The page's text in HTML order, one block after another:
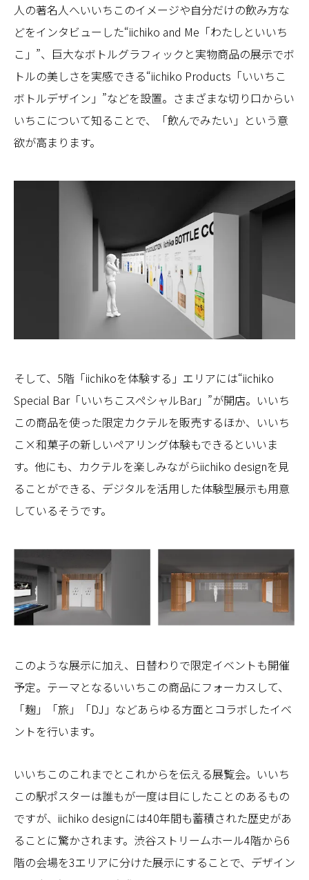
人の著名人へいいちこのイメージや自分だけの飲み方な
どをインタビューした“iichiko and Me「わたしといいち
こ」”、巨大なボトルグラフィックと実物商品の展示でボ
トルの美しさを実感できる“iichiko Products「いいちこ
ボトルデザイン」”などを設置。さまざまな切り口からい
いちこについて知ることで、「飲んでみたい」という意
欲が高まります。
そして、5階「iichikoを体験する」エリアには“iichiko
Special Bar「いいちこスペシャルBar」”が開店。いいち
この商品を使った限定カクテルを販売するほか、いいち
こ×和菓子の新しいペアリング体験もできるといいま
す。他にも、カクテルを楽しみながらiichiko designを見
ることができる、デジタルを活用した体験型展示も用意
しているそうです。
このような展示に加え、日替わりで限定イベントも開催
予定。テーマとなるいいちこの商品にフォーカスして、
「麹」「旅」「DJ」などあらゆる方面とコラボしたイベ
ントを行います。
いいちこのこれまでとこれからを伝える展覧会。いいち
この駅ポスターは誰もが一度は目にしたことのあるもの
ですが、iichiko designには40年間も蓄積された歴史があ
ることに驚かされます。渋谷ストリームホール4階から6
階の会場を3エリアに分けた展示にすることで、デザイン